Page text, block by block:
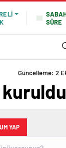
SÜRE
Güncelleme: 2
YAP